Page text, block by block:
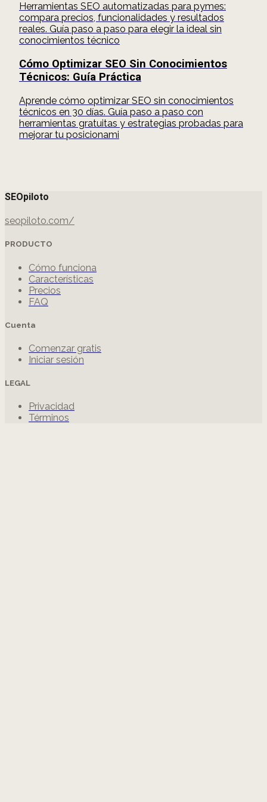
Herramientas SEO automatizadas para pymes:
compara precios, funcionalidades y resultados
reales. Guía paso a paso para elegir la ideal sin
conocimientos técnico
Cómo Optimizar SEO Sin Conocimientos
Técnicos: Guía Práctica
Aprende cómo optimizar SEO sin conocimientos
técnicos en 30 días. Guía paso a paso con
herramientas gratuitas y estrategias probadas para
mejorar tu posicionami
SEOpiloto
seopiloto.com/
PRODUCTO
Cómo funciona
Características
Precios
FAQ
Cuenta
Comenzar gratis
Iniciar sesión
LEGAL
Privacidad
Términos